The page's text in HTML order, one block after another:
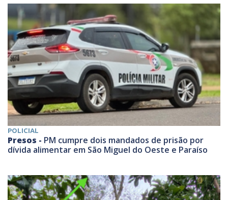
POLICIAL
Presos - PM cumpre dois mandados de prisão por
dívida alimentar em São Miguel do Oeste e Paraíso